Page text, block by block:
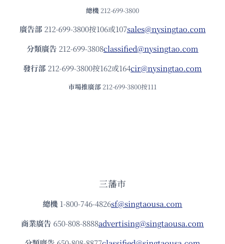
總機 212-699-3800
廣告部212-699-3800按106或107sales@nysingtao.com
分類廣告 212-699-3808classified@nysingtao.com
發⾏部 212-699-3800按162或164cir@nysingtao.com
市場推廣部 212-699-3800按111
三藩市
總機 1-800-746-4826sf@singtaousa.com
商業廣告 650-808-8888advertising@singtaousa.com